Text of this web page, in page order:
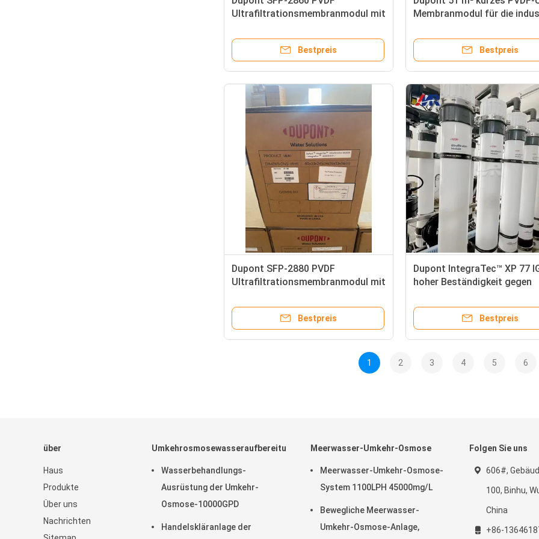
Ultrafiltrationsmembranmodul mit
Vorbehandlung
Bestpreis
Membranmodul für die
Bestpreis
Dupont SFP-2880 PVDF
Ultrafiltrationsmembranmodul mit
Porengröße für die Außen-In-
Bestpreis
Dupont IntegraTec™ XP 77
hoher Beständigkeit gegen
Reinigung
Bestpreis
1 2 3 4 5 6
über
Haus
Produkte
Über uns
Nachrichten
Umkehrosmosewasseraufbereitungssystem
Wasserbehandlungs-
Ausrüstung der Umkehr-
Osmose-10000GPD
Handelskläranlage der
Meerwasser-Umkehr-Osmose
Meerwasser-Umkehr-Osmose-
System 1100LPH 45000mg/L
Bewegliche Meerwasser-
Umkehr-Osmose-Anlage,
Folgen Sie uns
606#,
100, Binhu,
China
+86-